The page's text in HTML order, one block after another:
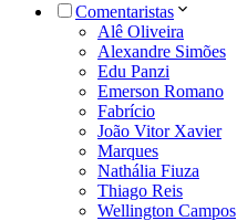
Comentaristas
Alê Oliveira
Alexandre Simões
Edu Panzi
Emerson Romano
Fabrício
João Vitor Xavier
Marques
Nathália Fiuza
Thiago Reis
Wellington Campos